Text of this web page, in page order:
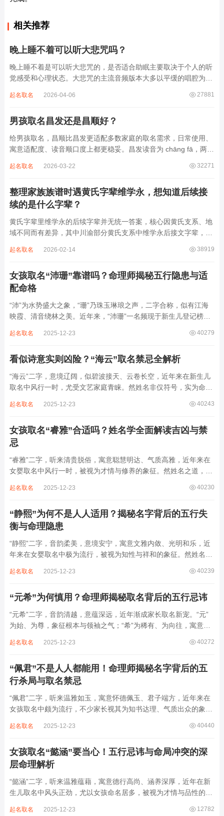
相关推荐
晚上睡不着可以听大悲咒吗？
晚上睡不着是可以听大悲咒的，是否适合助眠主要取决于个人的听
觉感受和心理状态。大悲咒的主流音频版本大多以平缓的唱腔为
急促的鼓点，这类音频本身具备静心的基础特质。睡前思绪繁杂、
27881
起名取名 2026-04-06
男孩取名昌发还是昌顺好？
给男孩取名，昌顺比昌发更适配多数家庭的取名需求，日常使用、
寓意适配度、读音顺口度上都更稳妥。昌发读音为 chāng fā，两个
离叫名字时辨识度不高。昌字本义为兴盛、繁茂，发字核心指向发
32271
起名取名 2026-03-22
整理家族族谱时遇黄氏字辈维学永，想知道后续接
续的是什么字辈？
黄氏字辈里维学永的后续字辈并无统一答案，核心因黄氏支系、地
域不同而有差异，其中川渝部分黄氏支系中维学永后接文字辈，完
某支系的续修字辈，在安岳、岳池一带的黄氏族谱里能明确查到，
38919
起名取名 2026-02-14
女孩取名“沛珊”靠谱吗？命理师揭秘五行隐患与适
配命格
“沛”为水势盛大之象，“珊”乃珠玉琳琅之声，二字合称，似有江海
映霞、清音绕林之美。近年来，“沛珊”一名频现于新生儿登记榜
雅符号，实为命理五行流转之枢纽。一字之选，关乎气场平衡。沛
40279
起名取名 2025-12-23
看似诗意实则凶险？“海云”取名禁忌全解析
“海云”二字，意境辽阔，似碧波接天、云卷长空，近年来在新生儿
取名中风行一时，尤受文艺家庭青睐。然姓名非仅符号，实为命局
滔天，木浮无根，阴气过重，易致意志不坚、事业漂泊、健康受
40243
起名取名 2025-12-23
女孩取名“睿雅”合适吗？姓名学全面解读吉凶与禁
忌
“睿雅”二字，听来清贵脱俗，寓意聪慧明达、气质高雅，近年来在
女婴取名中风行一时，被视为才情与修养的象征。然姓名之道，贵
增心力。细察“睿雅”之局，实藏金水成势、火土受制之患，若不顾
40230
起名取名 2025-12-23
“静熙”为何不是人人适用？揭秘名字背后的五行失
衡与命理隐患
“静熙”二字，音韵柔美，意境安宁，寓意文雅内敛、光明和乐，近
年来在女婴取名中极为流行，被视为知性与祥和的象征。然姓名命
象，实藏金水偏寒、火气受制之弊，若不顾八字强弱，盲目套用，
40239
起名取名 2025-12-23
“元希”为何慎用？命理师揭秘取名背后的五行忌讳
“元希”二字，音韵清越，意蕴深远，近年渐成家长取名新宠。“元”
为始、为尊，象征根本与领袖之气；“希”为稀有、为向往，寓意卓
象。然姓名非止文雅，实为命理气场之枢纽。一字之选，关乎运途
40272
起名取名 2025-12-23
“佩君”不是人人都能用！命理师揭秘名字背后的五
行杀局与取名禁忌
“佩君”二字，听来温雅如玉，寓意怀德佩玉、君子端方，近年来在
女孩取名中颇为流行，不少家长视其为知书达理、气质出众的象
察“佩君”之象，实藏金气过旺、木土受制之局，若不顾命主五行强
40440
起名取名 2025-12-23
女孩取名“懿涵”要当心！五行忌讳与命局冲突的深
层命理解析
“懿涵”二字，听来温雅蕴藉，寓意德行高尚、涵养深厚，近年在新
生儿取名中风头正劲，尤以女孩命名居多，被视为才情与品性的完
12782
起名取名 2025-12-23